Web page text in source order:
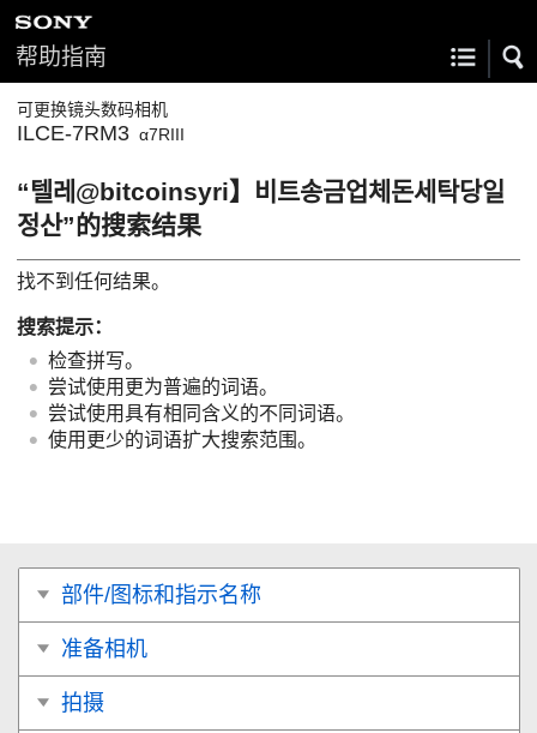
帮助指南
可更换镜头数码相机
ILCE-7RM3 α7RIII
“텔레@bitcoinsyri】비트송금업체돈세탁당일
정산”的搜索结果
找不到任何结果。
搜索提示：
检查拼写。
尝试使用更为普遍的词语。
尝试使用具有相同含义的不同词语。
使用更少的词语扩大搜索范围。
部件/图标和指示名称
准备相机
拍摄